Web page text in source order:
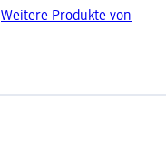
Weitere Produkte von